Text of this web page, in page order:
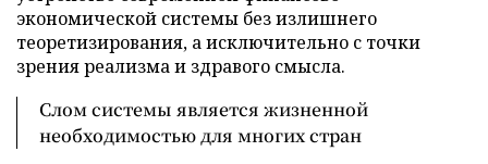
экономической системы без излишнего
теоретизирования, а исключительно с точки
зрения реализма и здравого смысла.
Слом системы является жизненной
необходимостью для многих стран